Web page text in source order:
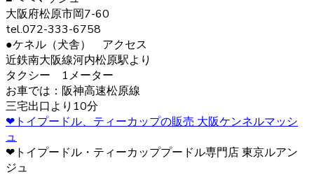
ヨークシャーテリアの毛色は「ダーク・スチール・ブル
ー」と言われます。 子犬の頃は黒色の割合が多く、成長す
ると顔まわりを中心に茶色の部分が増えていきます。こう
した毛色の変化も、成長の楽しみとなるでしょう。 ヨーク
シャーテリア購入をご検討の際は、お気軽にお問い合わせ
ください。
2020.12.12
ヨークシャーテリアは警戒心が強く、初対面から心を開く
ことはあまりありませんが、慣れた飼い主には甘えん坊で
す。プライドの高い犬が多いので、しつけの際は頭ごなし
大阪府松原市岡7-60
tel.072-333-6758
●ケネル（犬舎） アクセス
近鉄南大阪線河内松原駅より
タクシー 1メーター
お車では：阪神高速松原線
三宅出口より10分
❤トイプードル、ティーカップの販売 大阪ケンネルマッシ
ュ
❤トイプードル・ティーカッププードル専門店 東京ルアン
ジュ